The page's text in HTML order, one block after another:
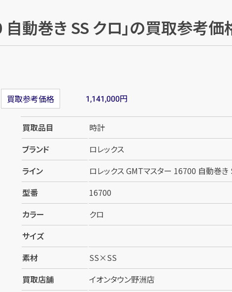
動巻き SS クロ」の買取参考価
買取参考価格 1,141,000円
買取品目
時計
ブランド
ロレックス
ライン
ロレックス GMTマスター 16700 自動巻き
型番
16700
カラー
クロ
サイズ
素材
SS×SS
買取店舗
イオンタウン野洲店